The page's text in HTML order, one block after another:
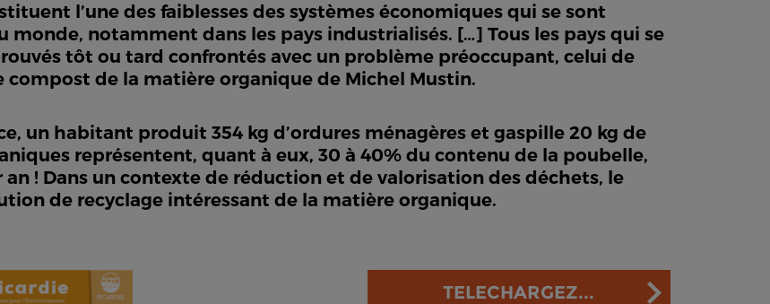
l’une des faiblesses des systèmes économiques qui se sont
monde, notamment dans les pays industrialisés. […] Tous les pays qui se
tôt ou tard confrontés avec un problème préoccupant, celui de
compost de la matière organique de Michel Mustin.
un habitant produit 354 kg d’ordures ménagères et gaspille 20 kg de
représentent, quant à eux, 30 à 40% du contenu de la poubelle,
! Dans un contexte de réduction et de valorisation des déchets, le
de recyclage intéressant de la matière organique.
TELECHARGEZ...